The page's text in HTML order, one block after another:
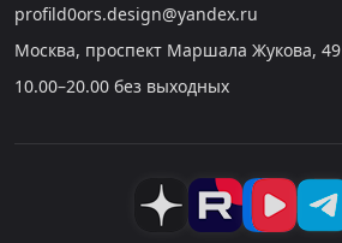
profild0ors.design@yandex.ru
Москва, проспект Маршала Жукова, 49
10.00–20.00 без выходных